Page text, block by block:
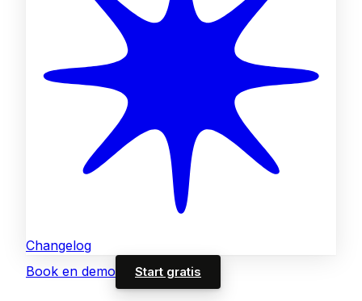
Changelog
Book en demo
Start gratis